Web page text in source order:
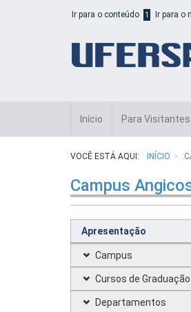
Ir para o conteúdo 1 Ir para o
Início Para Visitantes
VOCÊ ESTÁ AQUI: INÍCIO
Campus
Apresentação
Campus
Cursos de Graduação
Departamentos